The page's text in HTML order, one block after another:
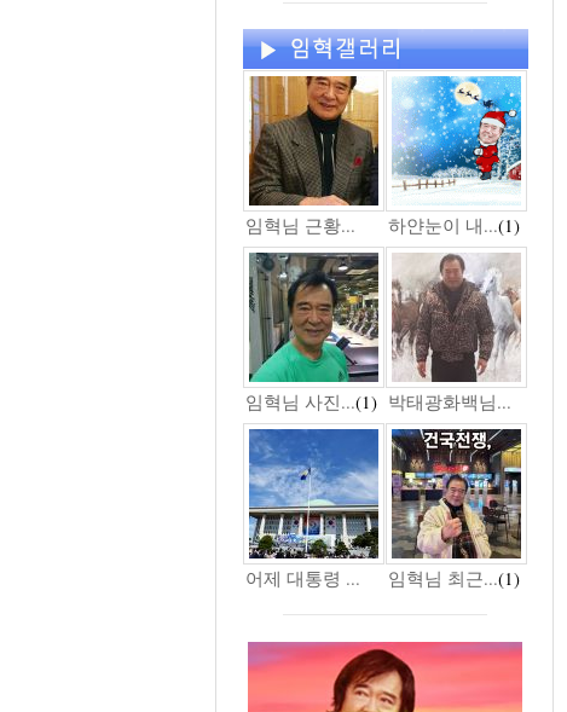
임혁님 근황... 하얀눈이 내...(1)
임혁님 사진...(1) 박태광화백님...
어제 대통령 ... 임혁님 최근...(1)